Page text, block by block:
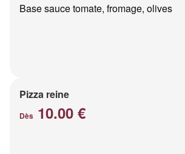
Base sauce tomate, fromage, olives
Pizza reine
Dès 10.00 €